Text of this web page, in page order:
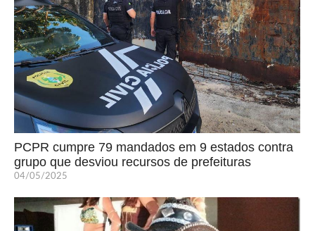
PCPR cumpre 79 mandados em 9 estados contra
grupo que desviou recursos de prefeituras
04/05/2025